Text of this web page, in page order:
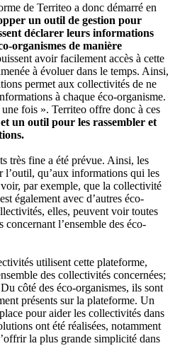
de Territeo a donc démarré en
un outil de gestion pour
déclarer leurs informations
organismes de manière
avoir facilement accès à cette
à évoluer dans le temps. Ainsi,
permet aux collectivités de ne
à chaque éco-organisme.
fois ». Territeo offre donc à ces
un outil pour les rassembler et
très fine a été prévue. Ainsi, les
l’outil, qu’aux informations qui les
par exemple, que la collectivité
également avec d’autres éco-
elles, peuvent voir toutes
l’ensemble des éco-
utilisent cette plateforme,
des collectivités concernées;
côté des éco-organismes, ils sont
présents sur la plateforme. Un
pour aider les collectivités dans
ont été réalisées, notamment
la plus grande simplicité dans